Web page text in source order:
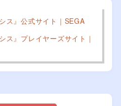
ス』公式サイト｜SEGA
ス』プレイヤーズサイト｜